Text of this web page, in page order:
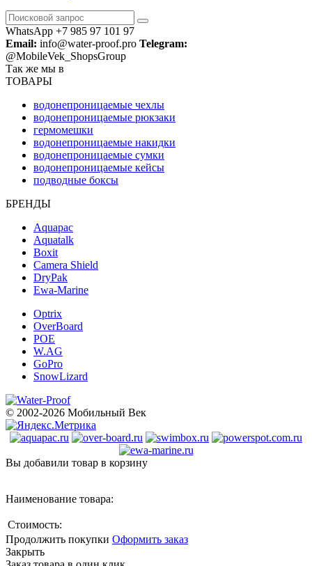
WhatsApp +7 985 97 101 97
Email: info@water-proof.pro Telegram:
@MobileVek_ShopsGroup
Так же мы в
ТОВАРЫ
водонепроницаемые чехлы
водонепроницаемые рюкзаки
гермомешки
водонепроницаемые накидки
водонепроницаемые сумки
водонепроницаемые кейсы
подводные боксы
БРЕНДЫ
Aquapac
Aquatalk
Boxit
Camera Shield
DryPak
Ewa-Marine
Optrix
OverBoard
POE
W.AG
GoPro
SnowLizard
© 2002-2026 Мобильный Век
Вы добавили товар в корзину
Наименование товара:
Стоимость:
Продолжить покупки Оформить заказ
Закрыть